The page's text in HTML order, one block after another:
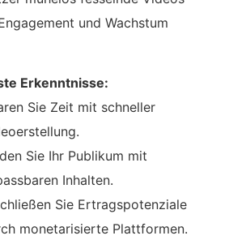
und Wachstum
Erkenntnisse:
Sie Zeit mit schneller
Sie Ihr Publikum mit
Inhalten.
Sie Ertragspotenziale
monetarisierte Plattformen.